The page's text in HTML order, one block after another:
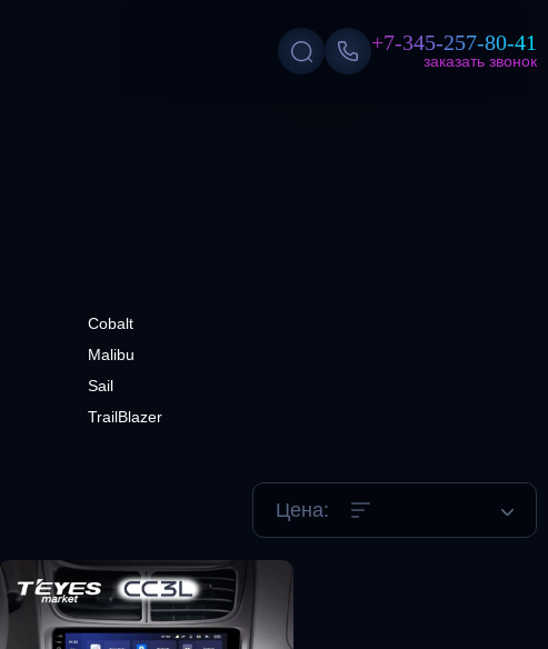
+7-345-257-80-41
заказать звонок
Cobalt
Malibu
Sail
TrailBlazer
Цена: